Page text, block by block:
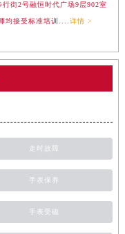
街2号融恒时代广场9层902室
均接受标准培训.... 详情 >
走时故障
手表保养
手表受磁